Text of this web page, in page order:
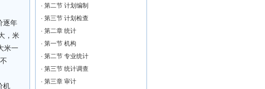
逐年
，米
米一
机
· 第二节 计划编制
· 第三节 计划检查
· 第二章 统计
· 第一节 机构
· 第二节 专业统计
· 第三节 统计调查
· 第三章 审计